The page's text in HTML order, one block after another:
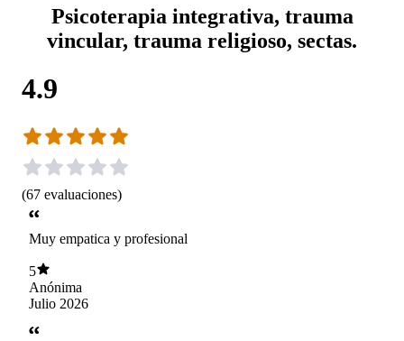
Psicoterapia integrativa, trauma
vincular, trauma religioso, sectas.
4.9
(67 evaluaciones)
Muy empatica y profesional
5
Anónima
Julio 2026